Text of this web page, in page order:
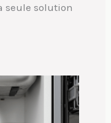
seule solution